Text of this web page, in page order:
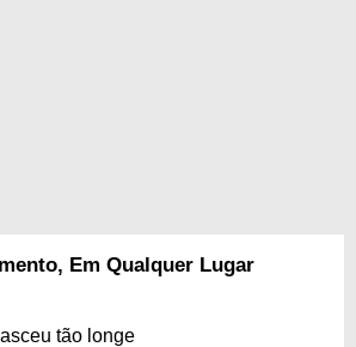
Em Qualquer Lugar
tão longe